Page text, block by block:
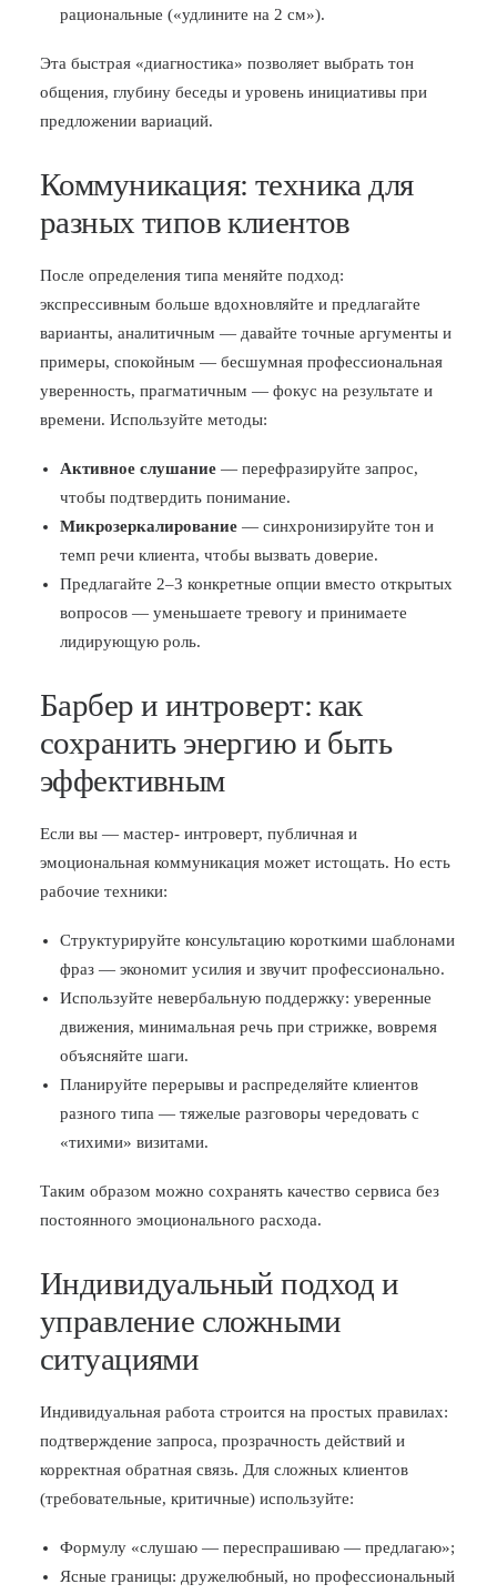
рациональные («удлините на 2 см»).
Эта быстрая «диагностика» позволяет выбрать тон
общения, глубину беседы и уровень инициативы при
предложении вариаций.
Коммуникация: техника для
разных типов клиентов
После определения типа меняйте подход:
экспрессивным больше вдохновляйте и предлагайте
варианты, аналитичным — давайте точные аргументы и
примеры, спокойным — бесшумная профессиональная
уверенность, прагматичным — фокус на результате и
времени. Используйте методы:
Активное слушание — перефразируйте запрос,
чтобы подтвердить понимание.
Микрозеркалирование — синхронизируйте тон и
темп речи клиента, чтобы вызвать доверие.
Предлагайте 2–3 конкретные опции вместо открытых
вопросов — уменьшаете тревогу и принимаете
лидирующую роль.
Барбер и интроверт: как
сохранить энергию и быть
эффективным
Если вы — мастер- интроверт, публичная и
эмоциональная коммуникация может истощать. Но есть
рабочие техники:
Структурируйте консультацию короткими шаблонами
фраз — экономит усилия и звучит профессионально.
Используйте невербальную поддержку: уверенные
движения, минимальная речь при стрижке, вовремя
объясняйте шаги.
Планируйте перерывы и распределяйте клиентов
разного типа — тяжелые разговоры чередовать с
«тихими» визитами.
Таким образом можно сохранять качество сервиса без
постоянного эмоционального расхода.
Индивидуальный подход и
управление сложными
ситуациями
Индивидуальная работа строится на простых правилах:
подтверждение запроса, прозрачность действий и
корректная обратная связь. Для сложных клиентов
(требовательные, критичные) используйте:
Формулу «слушаю — переспрашиваю — предлагаю»;
Ясные границы: дружелюбный, но профессиональный